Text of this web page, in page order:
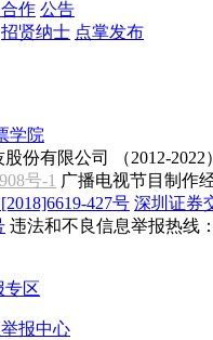
作 公告
招贤纳士 点掌发布
学院
份有限公司 （2012-2022）
号-1 广播电视节目制作
427号 深圳证券
违法和不良信息举报热线
专区
报中心